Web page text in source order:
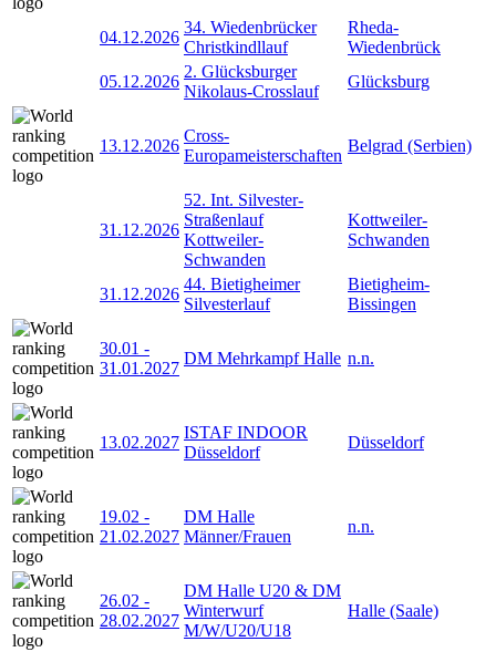
04.12.2026
34. Wiedenbrücker
Christkindllauf
Rheda-
Wiedenbrück
05.12.2026
2. Glücksburger
Nikolaus-Crosslauf
Glücksburg
13.12.2026
Cross-
Europameisterschaften
Belgrad (Serbien)
31.12.2026
52. Int. Silvester-
Straßenlauf
Kottweiler-
Schwanden
Kottweiler-
Schwanden
31.12.2026
44. Bietigheimer
Silvesterlauf
Bietigheim-
Bissingen
30.01 -
31.01.2027
DM Mehrkampf Halle n.n.
13.02.2027
ISTAF INDOOR
Düsseldorf
Düsseldorf
19.02 -
21.02.2027
DM Halle
Männer/Frauen
n.n.
26.02 -
28.02.2027
DM Halle U20 & DM
Winterwurf
M/W/U20/U18
Halle (Saale)